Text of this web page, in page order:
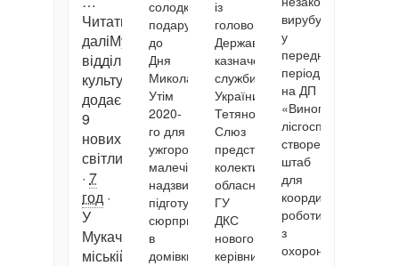
Читати
даліМукачівський
відділ
культури
додає
9
нових
світлин.
· 7
год ·
У
Мукачівській
міській
солодкі
подарунки
до
Дня
Миколая.
Утім
2020-
го для
ужгородської
малечі
надзвичайники
підготували
сюрприз:
в
домівки
із
головою
Державної
казначейської
служби
України
Тетяною
Слюз
представили
колективу
обласного
ГУ
ДКС
нового
керівника
вирубуванню
у
передноворічний
період,
на ДП
«Виноградівський
лісгосп»
створено
штаб
для
координації
роботи
з
охорони